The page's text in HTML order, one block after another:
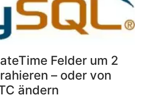
Felder um 2
– oder von
ändern